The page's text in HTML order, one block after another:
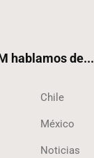
hablamos de...
Chile
México
Noticias